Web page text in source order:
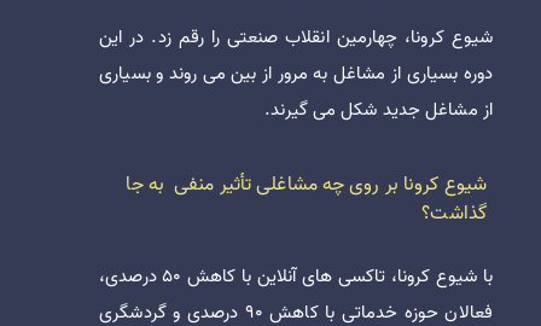
شیوع کرونا، چهارمین انقلاب صنعتی را رقم زد. در این
دوره بسیاری از مشاغل به مرور از بین می روند و بسیاری
از مشاغل جدید شکل می گیرند.
شیوع کرونا بر روی چه مشاغلی تأثیر منفی به جا
گذاشت؟
با شیوع کرونا، تاکسی های آنلاین با کاهش 50 درصدی،
فعالان حوزه خدماتی با کاهش 90 درصدی و گردشگری